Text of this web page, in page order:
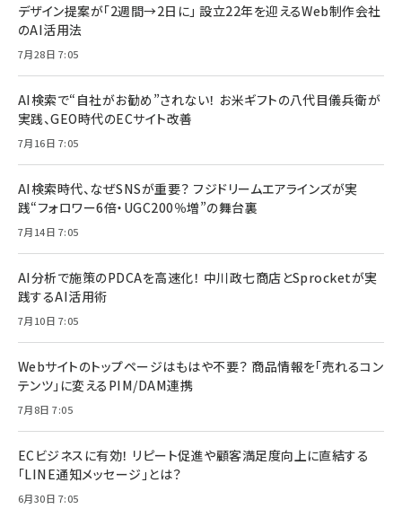
デザイン提案が「2週間→2日に」 設立22年を迎えるWeb制作会社
のAI活用法
7月28日 7:05
AI検索で“自社がお勧め”されない！ お米ギフトの八代目儀兵衛が
実践、GEO時代のECサイト改善
7月16日 7:05
AI検索時代、なぜSNSが重要？ フジドリームエアラインズが実
践“フォロワー6倍・UGC200％増”の舞台裏
7月14日 7:05
AI分析で施策のPDCAを高速化！ 中川政七商店とSprocketが実
践するAI活用術
7月10日 7:05
Webサイトのトップページはもはや不要？ 商品情報を「売れるコン
テンツ」に変えるPIM/DAM連携
7月8日 7:05
ECビジネスに有効！ リピート促進や顧客満足度向上に直結する
「LINE通知メッセージ」とは？
6月30日 7:05